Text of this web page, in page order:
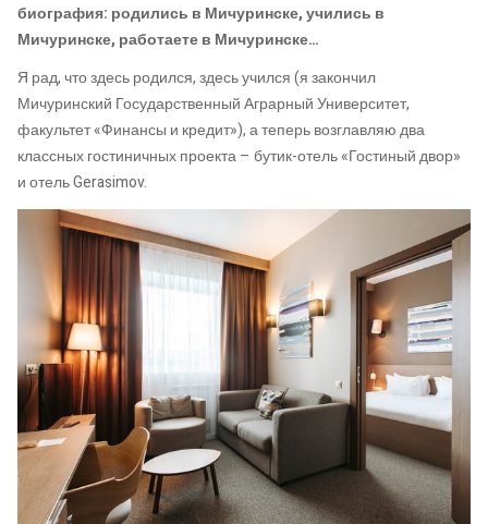
биография: родились в Мичуринске, учились в
Мичуринске, работаете в Мичуринске…
Я рад, что здесь родился, здесь учился (я закончил
Мичуринский Государственный Аграрный Университет,
факультет «Финансы и кредит»), а теперь возглавляю два
классных гостиничных проекта – бутик-отель «Гостиный двор»
и отель Gerasimov.